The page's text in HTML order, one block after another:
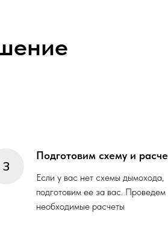
Подготовим схему и
Если у вас нет схемы дымохода,
подготовим ее за вас. Проведем
необходимые расчеты